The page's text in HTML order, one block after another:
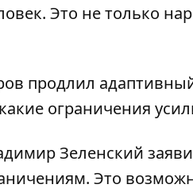
. Это не только
продлил
какие ограничения
Зеленский
Это